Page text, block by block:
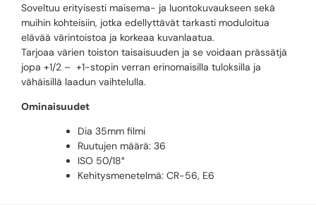
Soveltuu erityisesti maisema- ja luontokuvaukseen sekä
muihin kohteisiin, jotka edellyttävät tarkasti moduloitua
elävää värintoistoa ja korkeaa kuvanlaatua.
Tarjoaa värien toiston taisaisuuden ja se voidaan prässätjä
jopa +1/2 – +1-stopin verran erinomaisilla tuloksilla ja
vähäisillä laadun vaihtelulla.
Ominaisuudet
Dia 35mm filmi
Ruutujen määrä: 36
ISO 50/18°
Kehitysmenetelmä: CR-56, E6